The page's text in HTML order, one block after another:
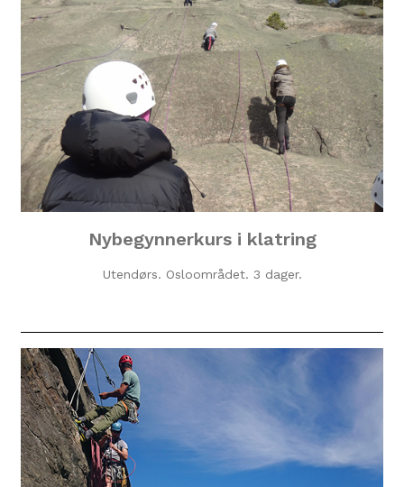
Nybegynnerkurs i klatring
Utendørs. Osloområdet. 3 dager.